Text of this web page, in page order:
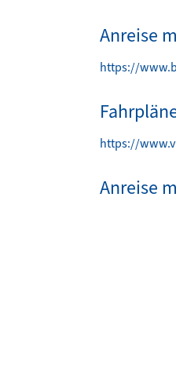
Anreise
https://
https://
Anreise